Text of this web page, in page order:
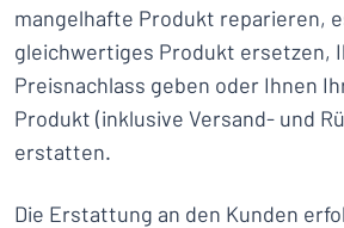
mangelhafte Produkt reparieren,
gleichwertiges Produkt ersetzen,
Preisnachlass geben oder Ihnen
Produkt (inklusive Versand- und
erstatten.
Die Erstattung an den Kunden